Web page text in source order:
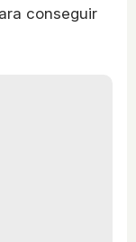
conseguir